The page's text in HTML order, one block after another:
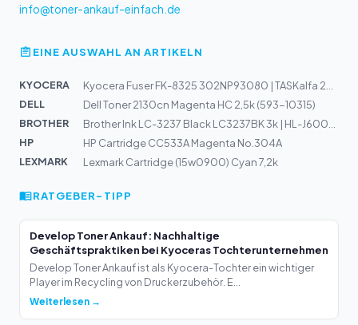
info@toner-ankauf-einfach.de
EINE AUSWAHL AN ARTIKELN
KYOCERA
DELL
Dell Toner 2130cn Magenta HC 2,5k (593-10315)
BROTHER
HP
HP Cartridge CC533A Magenta No.304A
LEXMARK
Lexmark Cartridge (15w0900) Cyan 7,2k
RATGEBER-TIPP
Develop Toner Ankauf: Nachhaltige
Geschäftspraktiken bei Kyoceras Tochterunternehmen
Develop Toner Ankauf ist als Kyocera-Tochter ein wichtiger
Player im Recycling von Druckerzubehör. E...
Weiterlesen →